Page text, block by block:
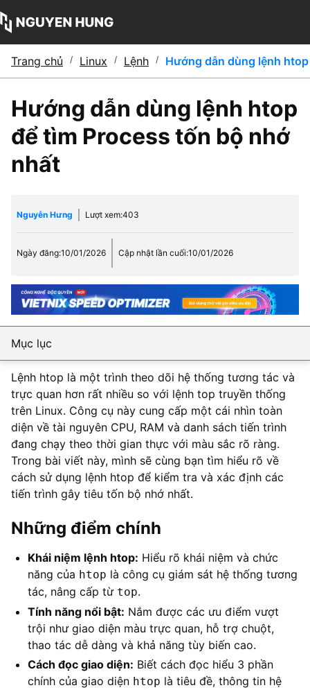
Trang chủ / Linux / Lệnh / Hướng dẫn dùng lệnh
Hướng dẫn dùng lệnh htop
để tìm Process tốn bộ nhớ
nhất
Nguyễn Hưng Lượt xem:403
Ngày đăng:10/01/2026 Cập nhật lần cuối:10/01/2026
Mục lục
Lệnh htop là một trình theo dõi hệ thống tương tác và
trực quan hơn rất nhiều so với lệnh top truyền thống
trên Linux. Công cụ này cung cấp một cái nhìn toàn
diện về tài nguyên CPU, RAM và danh sách tiến trình
đang chạy theo thời gian thực với màu sắc rõ ràng.
Trong bài viết này, mình sẽ cùng bạn tìm hiểu rõ về
cách sử dụng lệnh htop để kiểm tra và xác định các
tiến trình gây tiêu tốn bộ nhớ nhất.
Những điểm chính
Khái niệm lệnh htop: Hiểu rõ khái niệm và chức
năng của htop là công cụ giám sát hệ thống tương
tác, nâng cấp từ top.
Tính năng nổi bật: Nắm được các ưu điểm vượt
trội như giao diện màu trực quan, hỗ trợ chuột,
thao tác dễ dàng và khả năng tùy biến cao.
Cách đọc giao diện: Biết cách đọc hiểu 3 phần
chính của giao diện htop là tiêu đề, thông tin hệ